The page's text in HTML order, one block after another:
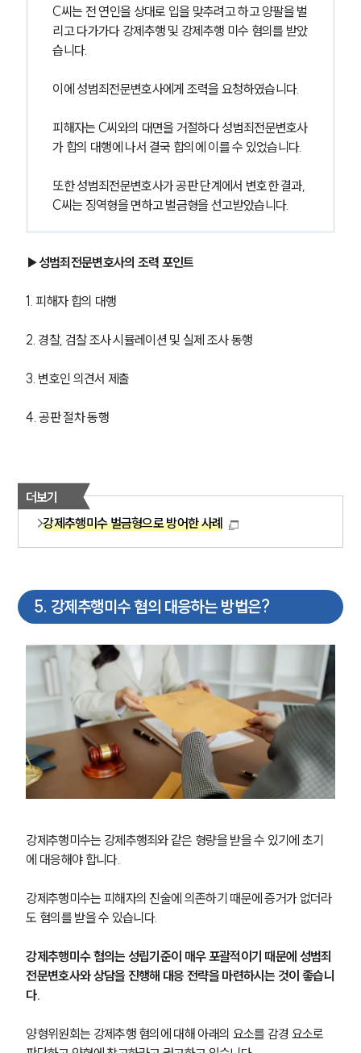
팀소개
오시는 길
C씨는 전 연인을 상대로 입을 맞추려고 하고 양팔을 벌
리고 다가가다 강제추행 및 강제추행 미수 혐의를 받았
습니다.
이에 성범죄전문변호사에게 조력을 요청하였습니다.
피해자는 C씨와의 대면을 거절하다 성범죄전문변호사
가 합의 대행에 나서 결국 합의에 이를 수 있었습니다.
또한 성범죄전문변호사가 공판 단계에서 변호한 결과,
C씨는 징역형을 면하고 벌금형을 선고받았습니다.
▶성범죄전문변호사의 조력 포인트
1. 피해자 합의 대행
2. 경찰, 검찰 조사 시뮬레이션 및 실제 조사 동행
3. 변호인 의견서 제출
4. 공판 절차 동행
더보기
강제추행미수 벌금형으로 방어한 사례
5. 강제추행미수 혐의 대응하는 방법은?
강제추행미수는 강제추행죄와 같은 형량을 받을 수 있기에 초기
에 대응해야 합니다.
강제추행미수는 피해자의 진술에 의존하기 때문에 증거가 없더라
도 혐의를 받을 수 있습니다.
강제추행미수 혐의는 성립기준이 매우 포괄적이기 때문에 성범죄
전문변호사와 상담을 진행해 대응 전략을 마련하시는 것이 좋습니
다.
양형위원회는 강제추행 혐의에 대해 아래의 요소를 감경 요소로